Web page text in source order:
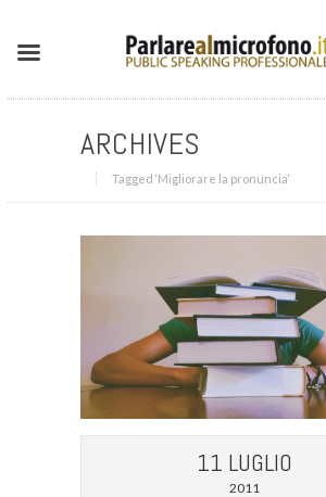
ARCHIVES
Tagged ‘Migliorare la pronuncia‘
11 LUGLIO
2011